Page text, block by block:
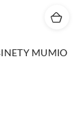
MUMIO